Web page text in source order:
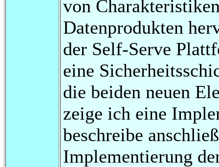
von
Datenprodukten
der Self-Serve
eine
die beiden neuen
zeige ich eine
beschreibe
Implementierung